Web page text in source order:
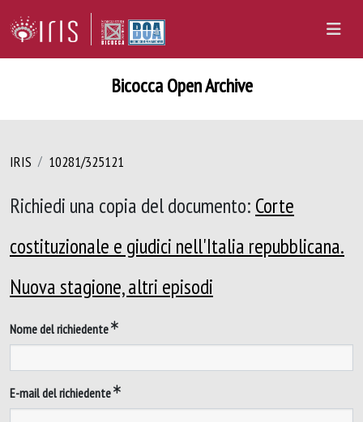
Bicocca Open Archive
IRIS 10281/325121
Richiedi una copia del documento: Corte
costituzionale e giudici nell'Italia repubblicana.
Nuova stagione, altri episodi
Nome del richiedente
E-mail del richiedente